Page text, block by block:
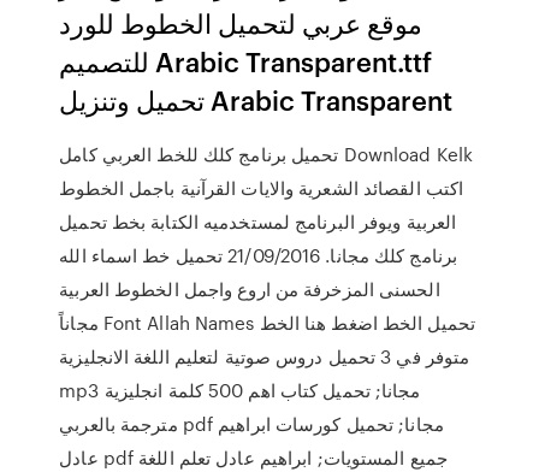
موقع عربي لتحميل الخطوط للورد
للتصميم Arabic Transparent.ttf
تحميل وتنزيل Arabic Transparent
تحميل برنامج كلك للخط العربي كامل Download Kelk
اكتب القصائد الشعرية والايات القرآنية باجمل الخطوط
العربية ويوفر البرنامج لمستخدميه الكتابة بخط تحميل
برنامج كلك مجانا. 21/09/2016 تحميل خط اسماء الله
الحسنى المزخرفة من اروع واجمل الخطوط العربية
مجاناً Font Allah Names تحميل الخط اضغط هنا الخط
متوفر في 3 تحميل دروس صوتية لتعليم اللغة الانجليزية
mp3 مجانا; تحميل كتاب اهم 500 كلمة انجليزية
مترجمة بالعربي pdf مجانا; تحميل كورسات ابراهيم
عادل pdf جميع المستويات; ابراهيم عادل تعلم اللغة